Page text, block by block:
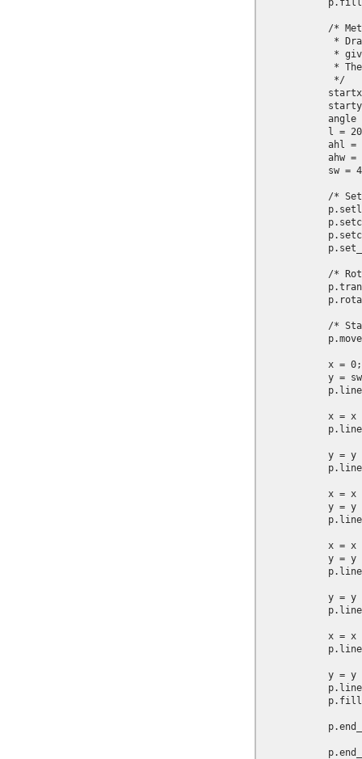
/*
*
*
*
             */
angle
l =
ahl =
ahw =
sw =
/*
/*
/*
            x = 0;
y =
x = x
y = y
x = x
y = y
x = x
y = y
y = y
x = x
y = y